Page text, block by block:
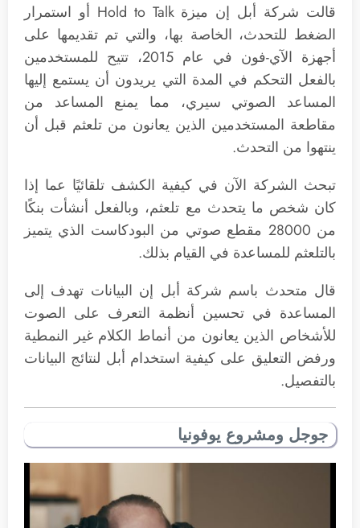
قالت شركة أبل إن ميزة Hold to Talk أو استمرار
الضغط للتحدث، الخاصة بها، والتي تم تقديمها على
أجهزة الآي-فون في عام 2015، تتيح للمستخدمين
بالفعل التحكم في المدة التي يريدون أن يستمع إليها
المساعد الصوتي سيري، مما يمنع المساعد من
مقاطعة المستخدمين الذين يعانون من تلعثم قبل أن
ينتهوا من التحدث.
تبحث الشركة الآن في كيفية الكشف تلقائيًا عما إذا
كان شخص ما يتحدث مع تلعثم، وبالفعل أنشأت بنكًا
من 28000 مقطع صوتي من البودكاست الذي يتميز
بالتلعثم للمساعدة في القيام بذلك.
قال متحدث باسم شركة أبل إن البيانات تهدف إلى
المساعدة في تحسين أنظمة التعرف على الصوت
للأشخاص الذين يعانون من أنماط الكلام غير النمطية
ورفض التعليق على كيفية استخدام أبل لنتائج البيانات
بالتفصيل.
جوجل ومشروع يوفونيا